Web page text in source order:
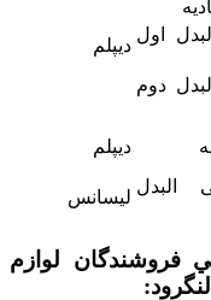
اول
دیپلم
دوم
دیپلم
البدل
لیسانس
فروشندگان لوازم